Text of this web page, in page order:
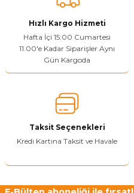
Hızlı Kargo Hizmeti
Hafta İçi 15:00 Cumartesi
11.00'e Kadar Siparişler Aynı
Gün Kargoda
Taksit Seçenekleri
Kredi Kartına Taksit ve Havale